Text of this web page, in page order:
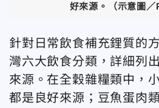
好來源。
（示意圖
針對日常飲食補充鋰質的
灣六大飲食分類，詳細列
來源。在全穀雜糧類中，
都是良好來源；豆魚蛋肉